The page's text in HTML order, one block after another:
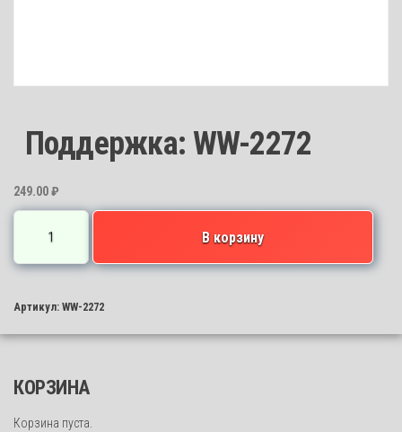
Поддержка: WW-2272
249.00₽
товара
Поддержка:
2272
В корзину
Артикул: WW-2272
КОРЗИНА
Корзина пуста.